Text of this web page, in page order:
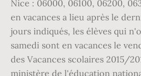
Nice : 06000, 06100, 06200,
en vacances a lieu après le
jours indiqués, les élèves qui
samedi sont en vacances le
des Vacances scolaires 2015/
ministère de l'éducation